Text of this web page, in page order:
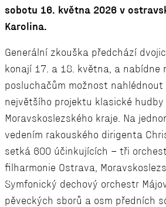
sobotu 16. května 2026 v
Karolina.
Generální zkouška předchází
konají 17. a 18. května, a nabídne
posluchačům možnost nahlédnout
největšího projektu klasické
Moravskoslezského kraje. Na
vedením rakouského dirigenta
setká 600 účinkujících – tři
filharmonie Ostrava,
Symfonický dechový orchestr
pěveckých sborů a osm předních